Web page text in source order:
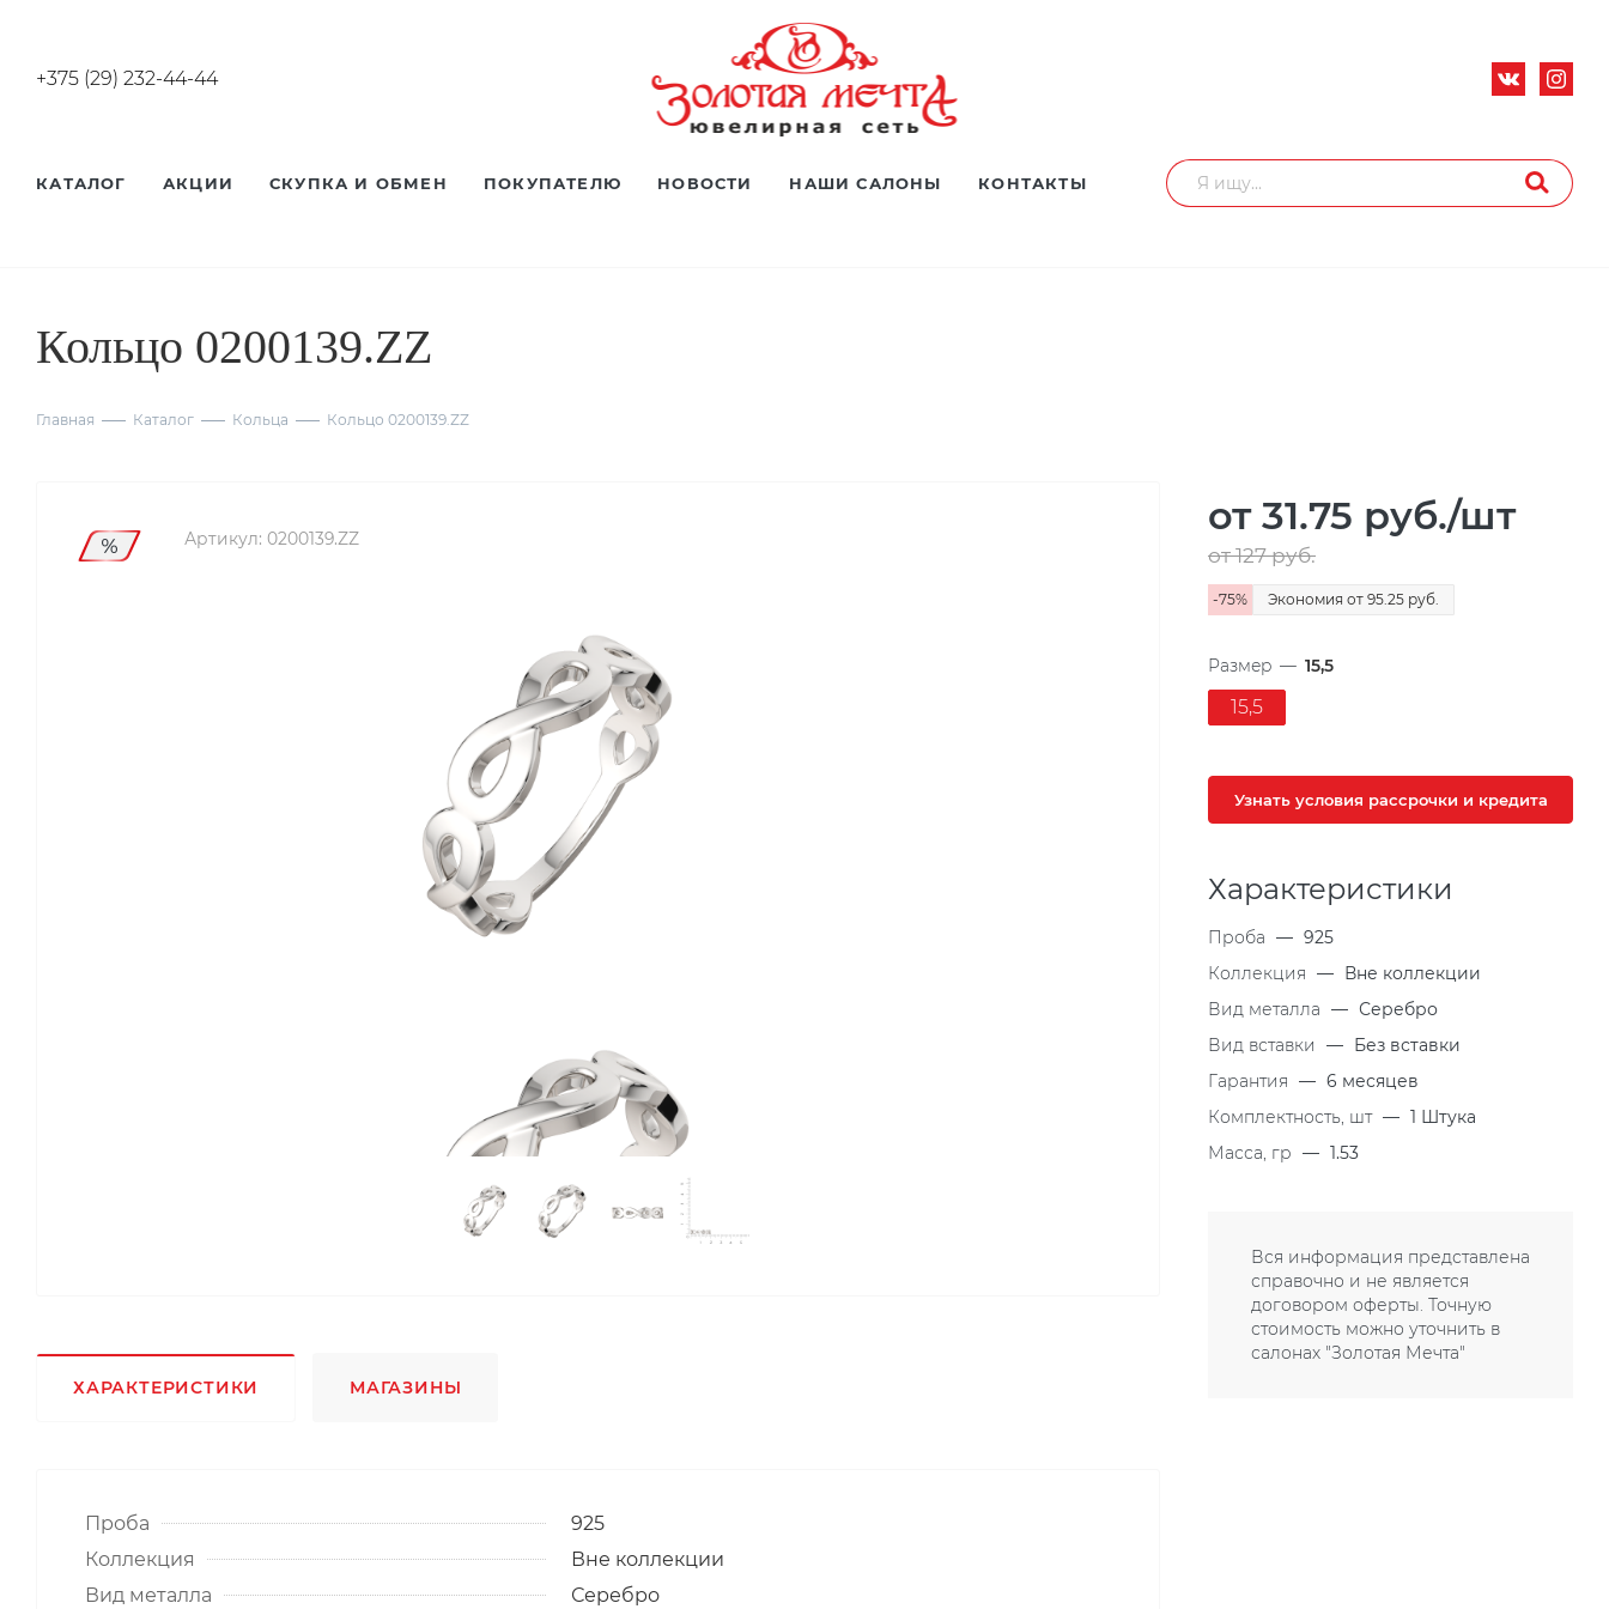
+375 (29) 232-44-44
КАТАЛОГ АКЦИИ СКУПКА И ОБМЕН ПОКУПАТЕЛЮ НОВОСТИ НАШИ САЛОНЫ КОНТАКТЫ
Кольцо 0200139.ZZ
Главная Каталог Кольца Кольцо 0200139.ZZ
Артикул: 0200139.ZZ
ХАРАКТЕРИСТИКИ МАГАЗИНЫ
Проба
925
Коллекция
Вне коллекции
Вид металла
Серебро
от 31.75 руб./шт
от 127руб.
-75% Экономия от 95.25 руб.
Размер — 15,5
15,5
Узнать условия рассрочки и кредита
Характеристики
Проба — 925
Коллекция — Вне коллекции
Вид металла — Серебро
Вид вставки
— Без вставки
Гарантия — 6 месяцев
Комплектность, шт — 1 Штука
Масса, гр — 1.53
Вся информация представлена
справочно и не является
договором оферты. Точную
стоимость можно уточнить в
салонах "Золотая Мечта"